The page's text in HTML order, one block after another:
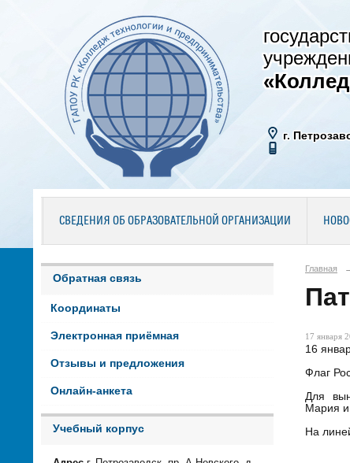
г.
СВЕДЕНИЯ ОБ ОБРАЗОВАТЕЛЬНОЙ ОРГАНИЗАЦИИ
Обратная связь
Координаты
Электронная приёмная
Отзывы и предложения
Онлайн-анкета
Учебный корпус
Главная
17 января
16
Флаг
Для
Мария
На